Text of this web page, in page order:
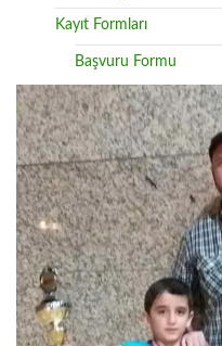
Kayıt Formları
Başvuru Formu